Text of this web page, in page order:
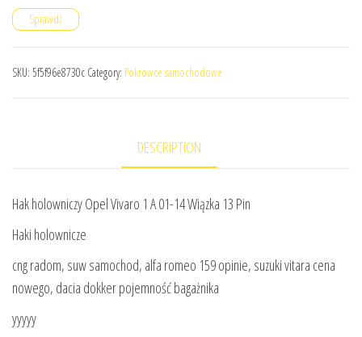
Sprawdź
SKU: 5f5f96e8730c Category: Pokrowce samochodowe
DESCRIPTION
Hak holowniczy Opel Vivaro 1 A 01-14 Wiązka 13 Pin
Haki holownicze
cng radom, suw samochod, alfa romeo 159 opinie, suzuki vitara cena
nowego, dacia dokker pojemność bagażnika
yyyyy